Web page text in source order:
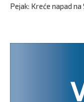
Pejak: Kreće napad na